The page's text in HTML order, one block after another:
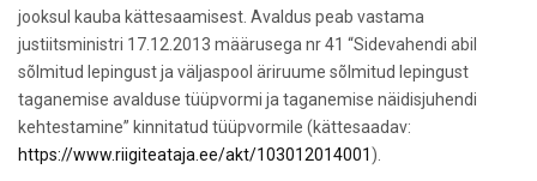
jooksul kauba kättesaamisest. Avaldus peab vastama
justiitsministri 17.12.2013 määrusega nr 41 “Sidevahendi abil
sõlmitud lepingust ja väljaspool äriruume sõlmitud lepingust
taganemise avalduse tüüpvormi ja taganemise näidisjuhendi
kehtestamine” kinnitatud tüüpvormile (kättesaadav:
https://www.riigiteataja.ee/akt/103012014001 ).